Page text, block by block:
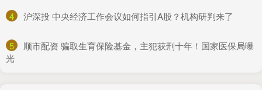
4 ​沪深投 中央经济工作会议如何指引A股？机构研判来了
5
​顺市配资 骗取生育保险基金，主犯获刑十年！国家医保局曝
光